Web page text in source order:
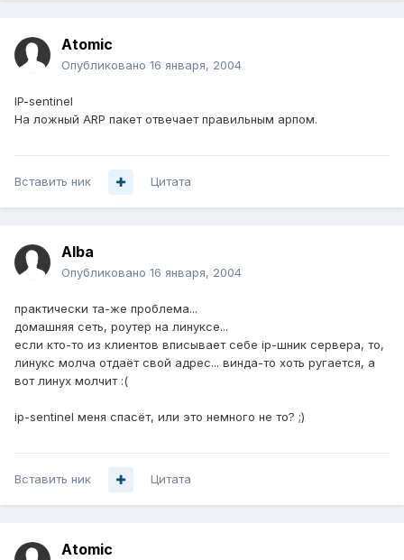
Atomic
Опубликовано 16 января, 2004
IP-sentinel
На ложный ARP пакет отвечает правильным арпом.
Вставить ник Цитата
Alba
Опубликовано 16 января, 2004
практически та-же проблема...
домашняя сеть, роутер на линуксе...
если кто-то из клиентов вписывает себе ip-шник сервера, то,
линукс молча отдаёт свой адрес... винда-то хоть ругается, а
вот линух молчит :(
ip-sentinel меня спасёт, или это немного не то? ;)
Вставить ник Цитата
Atomic